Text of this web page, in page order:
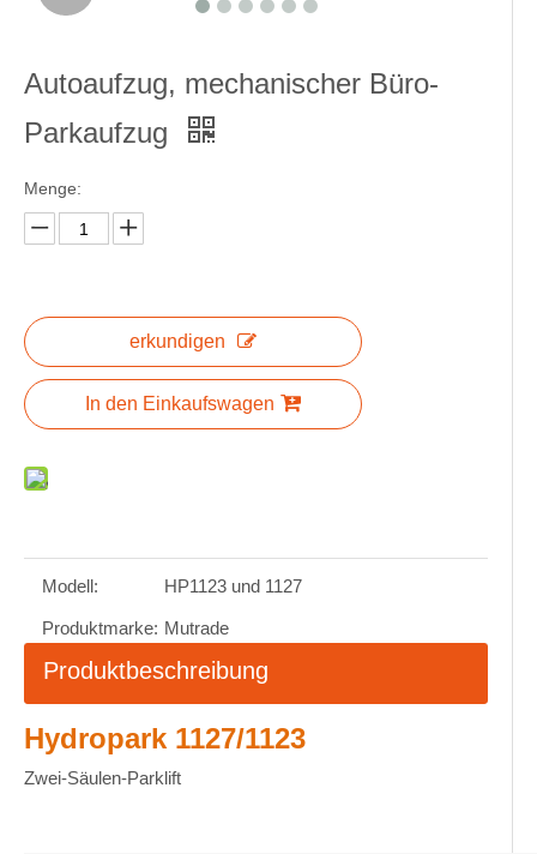
Autoaufzug, mechanischer Büro-
Parkaufzug
Menge:
erkundigen
In den Einkaufswagen
Modell: HP1123 und 1127
Produktmarke: Mutrade
Produktbeschreibung
Hydropark 1127/1123
Zwei-Säulen-Parklift